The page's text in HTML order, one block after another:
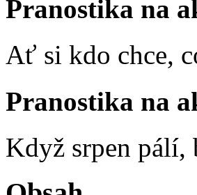
Pranostika na
Ať si kdo chce,
Pranostika na
Když srpen